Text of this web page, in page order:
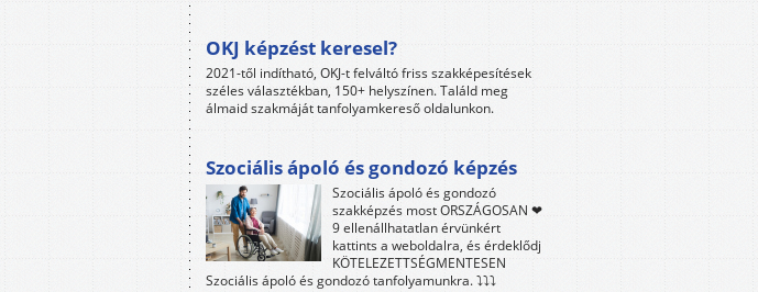
OKJ képzést keresel?
2021-től indítható, OKJ-t felváltó friss szakképesítések
széles választékban, 150+ helyszínen. Találd meg
álmaid szakmáját tanfolyamkereső oldalunkon.
Szociális ápoló és gondozó képzés
Szociális ápoló és gondozó
szakképzés most ORSZÁGOSAN ❤
9 ellenállhatatlan érvünkért
kattints a weboldalra, és érdeklődj
KÖTELEZETTSÉGMENTESEN
Szociális ápoló és gondozó tanfolyamunkra. ⤵⤵⤵